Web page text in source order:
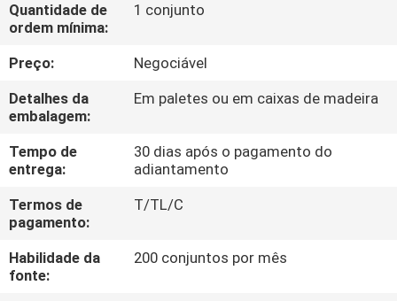
CONTROLE
DE
QUALIDADE
CONTACTE-
NOS
NOTÍCIAS
Quantidade de
ordem mínima:
1 conjunto
Preço:
Negociável
Detalhes da
embalagem:
Em paletes ou em caixas de madeira
Tempo de
entrega:
30 dias após o pagamento do
adiantamento
Termos de
pagamento:
T/TL/C
Habilidade da
fonte:
200 conjuntos por mês